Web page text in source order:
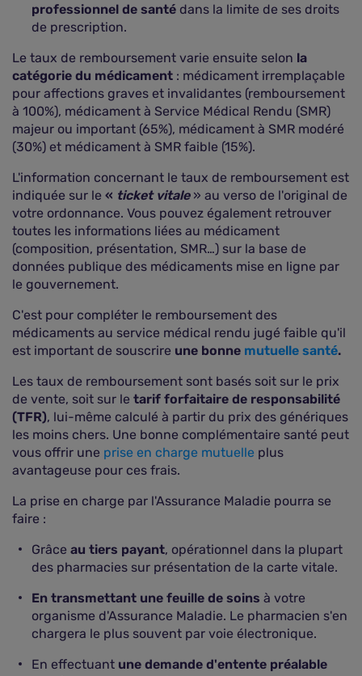
professionnel de santé dans la limite de ses droits
de prescription.
Le taux de remboursement varie ensuite selon la
catégorie du médicament : médicament irremplaçable
pour affections graves et invalidantes (remboursement
à 100%), médicament à Service Médical Rendu (SMR)
majeur ou important (65%), médicament à SMR modéré
(30%) et médicament à SMR faible (15%).
L'information concernant le taux de remboursement est
indiquée sur le « ticket vitale» au verso de l'original de
votre ordonnance. Vous pouvez également retrouver
toutes les informations liées au médicament
(composition, présentation, SMR…) sur la base de
données publique des médicaments mise en ligne par
le gouvernement.
C'est pour compléter le remboursement des
médicaments au service médical rendu jugé faible qu'il
est important de souscrire une bonne mutuelle santé.
Les taux de remboursement sont basés soit sur le prix
de vente, soit sur le tarif forfaitaire de responsabilité
(TFR), lui-même calculé à partir du prix des génériques
les moins chers. Une bonne complémentaire santé peut
vous offrir une prise en charge mutuelle plus
avantageuse pour ces frais.
La prise en charge par l'Assurance Maladie pourra se
faire :
Grâce au tiers payant, opérationnel dans la plupart
des pharmacies sur présentation de la carte vitale.
En transmettant une feuille de soins à votre
organisme d'Assurance Maladie. Le pharmacien s'en
chargera le plus souvent par voie électronique.
En effectuant une demande d'entente préalable